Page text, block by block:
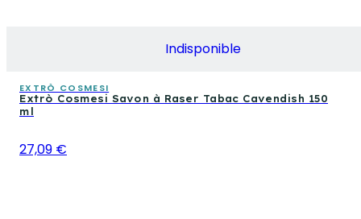
Indisponible
EXTRÒ COSMESI
Extrò Cosmesi Savon à Raser Tabac Cavendish 150
ml
27,09 €